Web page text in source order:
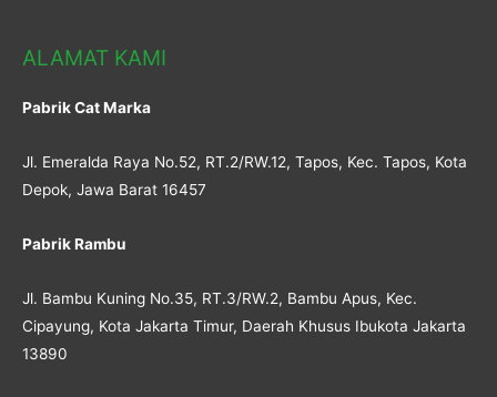
ALAMAT KAMI
Pabrik Cat Marka
Jl. Emeralda Raya No.52, RT.2/RW.12, Tapos, Kec. Tapos, Kota
Depok, Jawa Barat 16457
Pabrik Rambu
Jl. Bambu Kuning No.35, RT.3/RW.2, Bambu Apus, Kec.
Cipayung, Kota Jakarta Timur, Daerah Khusus Ibukota Jakarta
13890